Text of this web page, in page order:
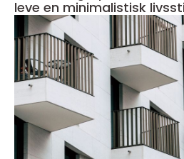
leve en minimalistisk
fotavtrykk på miljøet